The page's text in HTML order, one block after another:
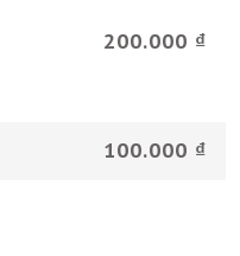
200.000 ₫
100.000 ₫